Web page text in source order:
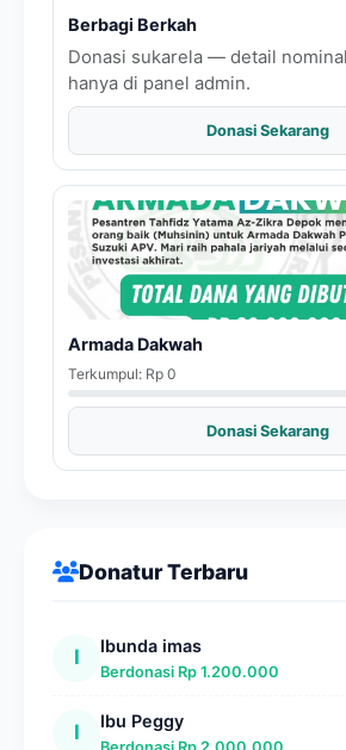
Berbagi Berkah
Donasi sukarela — detail
hanya di panel admin.
Donasi Sekarang
Armada Dakwah
Terkumpul: Rp 0
Donasi Sekarang
Donatur Terbaru
I Ibunda imas
Berdonasi Rp 1.200.000
I Ibu Peggy